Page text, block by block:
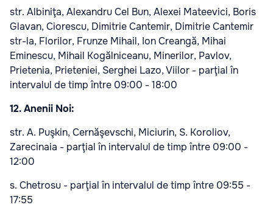
str. Albiniţa, Alexandru Cel Bun, Alexei Mateevici, Boris
Glavan, Ciorescu, Dimitrie Cantemir, Dimitrie Cantemir
str-la, Florilor, Frunze Mihail, Ion Creangă, Mihai
Eminescu, Mihail Kogălniceanu, Minerilor, Pavlov,
Prietenia, Prieteniei, Serghei Lazo, Viilor - parţial în
intervalul de timp între 09:00 - 18:00
12. Anenii Noi:
str. A. Puşkin, Cernăşevschi, Miciurin, S. Koroliov,
Zarecinaia - parţial în intervalul de timp între 09:00 -
12:00
s. Chetrosu - parţial în intervalul de timp între 09:55 -
17:55